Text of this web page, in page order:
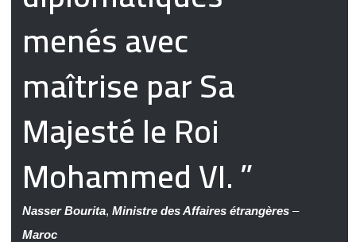
menés avec
maîtrise par Sa
Majesté le Roi
Mohammed VI. ”
Nasser Bourita, Ministre des Affaires étrangères–
Maroc